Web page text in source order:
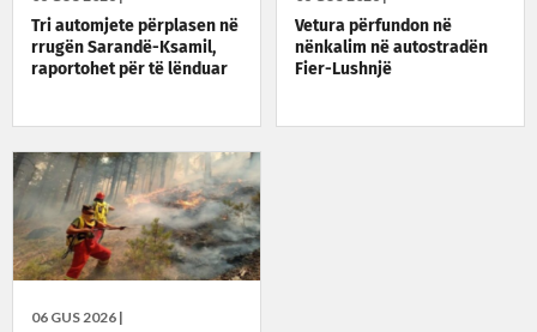
Tri automjete përplasen në
rrugën Sarandë-Ksamil,
raportohet për të lënduar
Vetura përfundon në
nënkalim në autostradën
Fier-Lushnjë
06 GUS 2026 |